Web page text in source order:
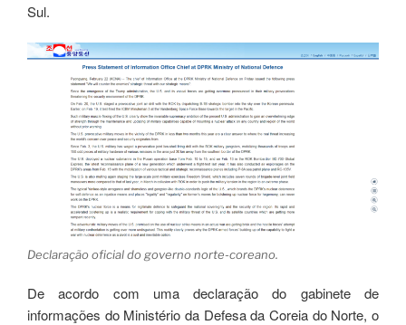
Sul.
Declaração oficial do governo norte-coreano.
De acordo com uma declaração do gabinete de
informações do Ministério da Defesa da Coreia do Norte, o